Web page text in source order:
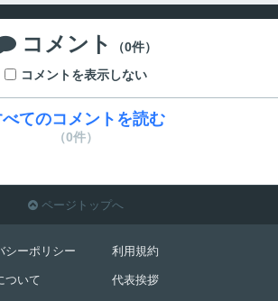
コメント
（0件）
コメントを表示しない
てのコメントを読む
（0件）
 ページトップへ
シーポリシー
ついて
利用規約
代表挨拶